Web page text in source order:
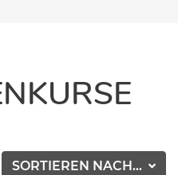
SORTIEREN NACH...